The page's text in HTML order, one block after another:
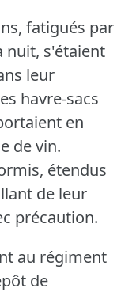
fatigués par
nuit, s'étaient
leur
havre-sacs
en
de vin.
étendus
de leur
précaution.
au régiment
de